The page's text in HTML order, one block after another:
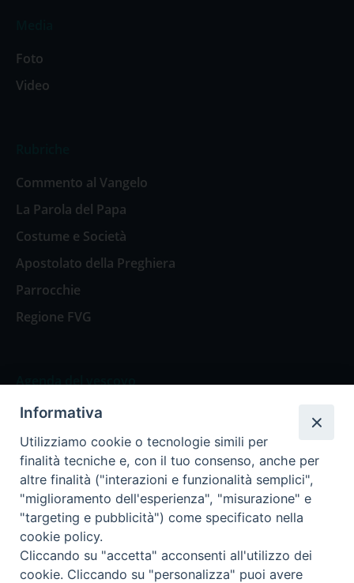
Foto
Video
Commento al Vangelo
La Parola del Papa
Costume e Società
Apostolato della Preghiera
Parrocchie
Regione FVG
Agenda del vescovo
Agenda del vescovo
Privacy Policy Trasparenza
Termini e Condizioni
Informativa
Utilizziamo cookie o tecnologie simili per
finalità tecniche e, con il tuo consenso, anche per
altre finalità ("interazioni e funzionalità semplici",
"miglioramento dell'esperienza", "misurazione" e
"targeting e pubblicità") come specificato nella
cookie policy.
Cliccando su "accetta" acconsenti all'utilizzo dei
cookie. Cliccando su "personalizza" puoi avere